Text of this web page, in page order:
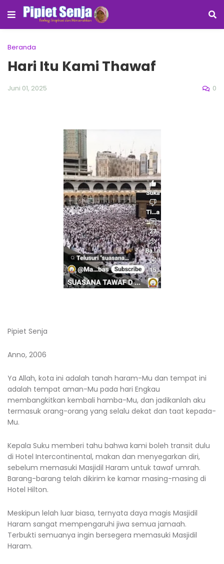
Beranda
Hari Itu Kami Thawaf
Juni 01, 2025 0
Pipiet Senja
Anno, 2006
Ya Allah, kota ini adalah tanah haram-Mu dan tempat ini
adalah tempat aman-Mu pada hari Engkau
membangkitkan kembali hamba-Mu, dan jadikanlah aku
termasuk orang-orang yang selalu dekat dan taat kepada-
Mu.
Kepala Suku memberi tahu bahwa kami boleh transit dulu
di Hotel Intercontinental, makan dan menyegarkan diri,
sebelum memasuki Masjidil Haram untuk tawaf umrah.
Barang-barang telah dikirim ke kamar masing-masing di
Hotel Hilton.
Meskipun lelah luar biasa, ternyata daya magis Masjidil
Haram sangat mempengaruhi jiwa semua jamaah.
Terbukti semuanya ingin bersegera memasuki Masjidil
Haram.